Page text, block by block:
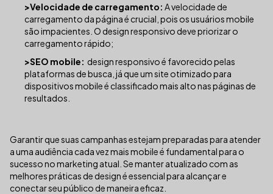
>Velocidade de carregamento: A velocidade de
carregamento da página é crucial, pois os usuários mobile
são impacientes. O design responsivo deve priorizar o
carregamento rápido;
>SEO mobile: design responsivo é favorecido pelas
plataformas de busca, já que um site otimizado para
dispositivos mobile é classificado mais alto nas páginas de
resultados.
Garantir que suas campanhas estejam preparadas para atender
a uma audiência cada vez mais mobile é fundamental para o
sucesso no marketing atual. Se manter atualizado com as
melhores práticas de design é essencial para alcançar e
conectar seu público de maneira eficaz.